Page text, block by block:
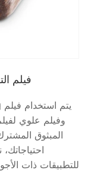
فيلم
وفيلم علوي
المبثوق
للتطبيقات ذات